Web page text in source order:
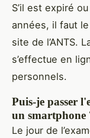
S’il est expiré
années, il faut
site de l’ANTS.
s’effectue en
personnels.
Puis-je passer
un smartphone
Le jour de